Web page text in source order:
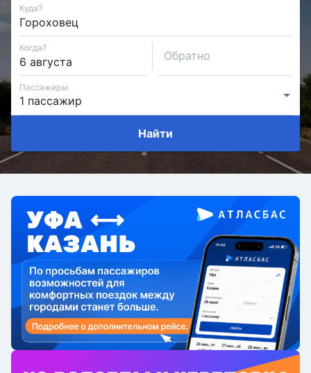
Куда?
Когда?
Обратно
Пассажиры
Найти